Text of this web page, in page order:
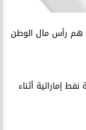
هم رأس مال الوطن
إماراتية أثناء